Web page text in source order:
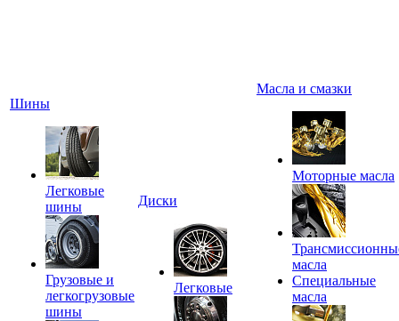
Шины
Легковые
шины
Грузовые и
легкогрузовые
шины
Диски
Легковые
Масла и смазки
Моторные масла
масла
Специальные
масла